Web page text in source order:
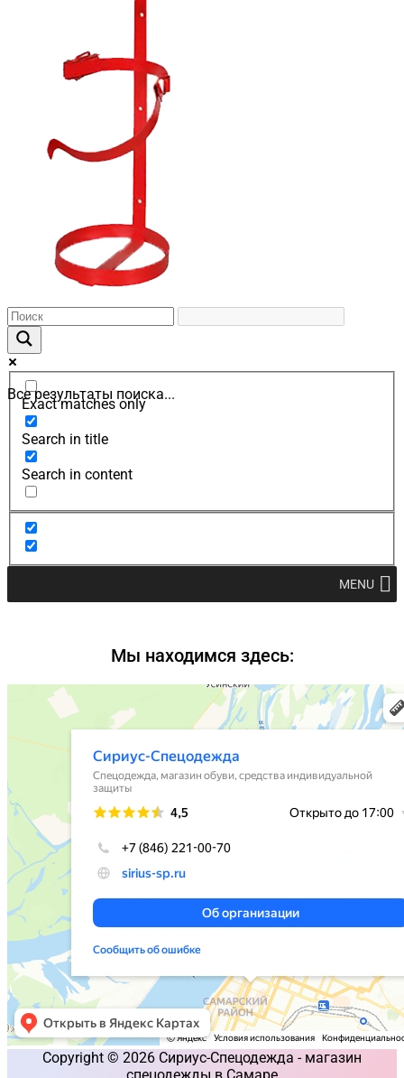
Все результаты поиска...
Exact matches only
Search in title
Search in content
MENU
Мы находимся здесь:
Copyright © 2026 Сириус-Спецодежда - магазин
спецодежды в Самаре